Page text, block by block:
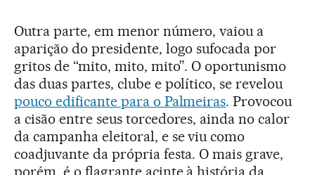
Outra parte, em menor número, vaiou a
aparição do presidente, logo sufocada por
gritos de “mito, mito, mito”. O oportunismo
das duas partes, clube e político, se revelou
pouco edificante para o Palmeiras. Provocou
a cisão entre seus torcedores, ainda no calor
da campanha eleitoral, e se viu como
coadjuvante da própria festa. O mais grave,
porém, é o flagrante acinte à história da